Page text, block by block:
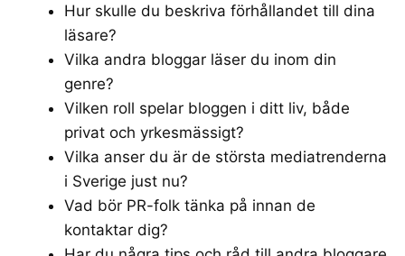
Hur skulle du beskriva förhållandet till dina
läsare?
Vilka andra bloggar läser du inom din
genre?
Vilken roll spelar bloggen i ditt liv, både
privat och yrkesmässigt?
Vilka anser du är de största mediatrenderna
i Sverige just nu?
Vad bör PR-folk tänka på innan de
kontaktar dig?